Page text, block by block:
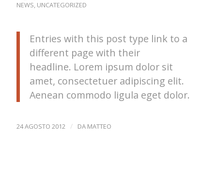
NEWS, UNCATEGORIZED
Entries with this post type link to a
different page with their
headline. Lorem ipsum dolor sit
amet, consectetuer adipiscing elit.
Aenean commodo ligula eget dolor.
24 AGOSTO 2012 / DA MATTEO